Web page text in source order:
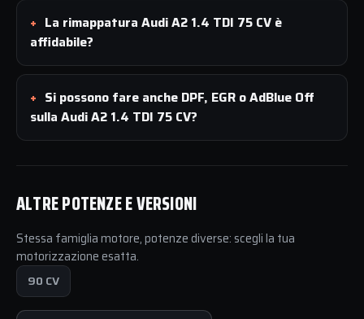
La rimappatura Audi A2 1.4 TDI 75 CV è
affidabile?
Si possono fare anche DPF, EGR o AdBlue Off
sulla Audi A2 1.4 TDI 75 CV?
ALTRE POTENZE E VERSIONI
Stessa famiglia motore, potenze diverse: scegli la tua
motorizzazione esatta.
90 CV